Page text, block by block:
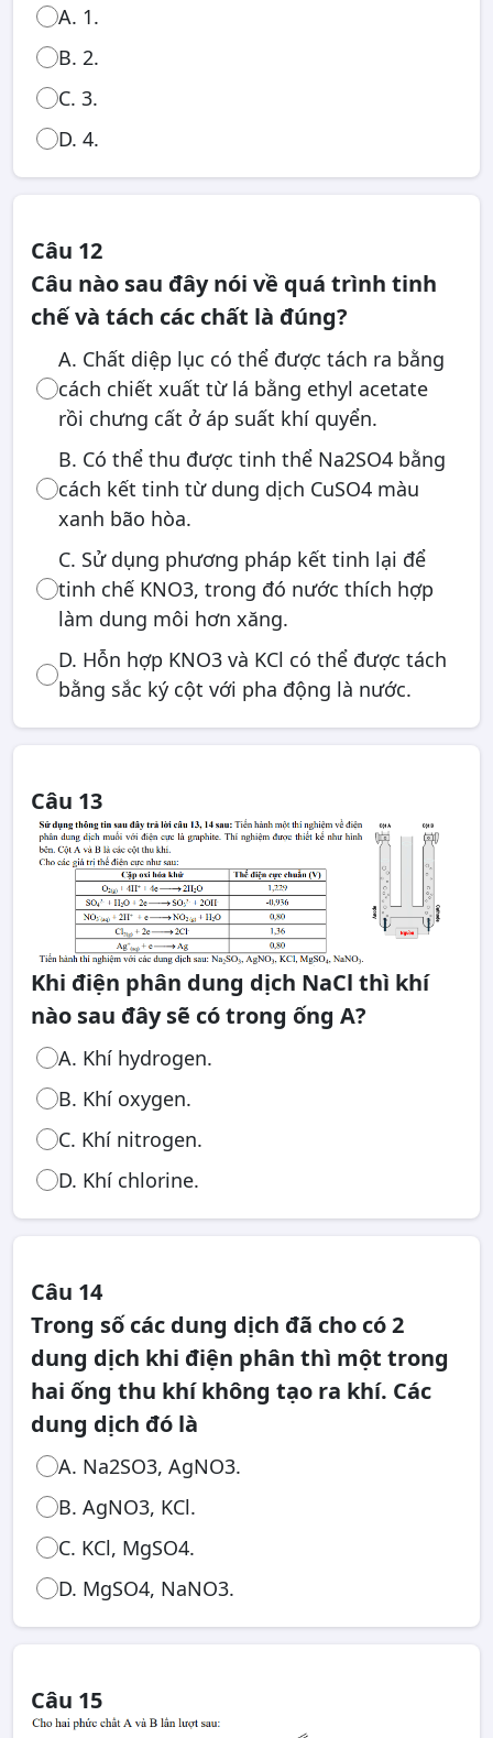
A. 1.
B. 2.
C. 3.
D. 4.
Câu 12
Câu nào sau đây nói về quá trình tinh
chế và tách các chất là đúng?
A. Chất diệp lục có thể được tách ra bằng
cách chiết xuất từ lá bằng ethyl acetate
rồi chưng cất ở áp suất khí quyển.
B. Có thể thu được tinh thể Na2SO4 bằng
cách kết tinh từ dung dịch CuSO4 màu
xanh bão hòa.
C. Sử dụng phương pháp kết tinh lại để
tinh chế KNO3, trong đó nước thích hợp
làm dung môi hơn xăng.
D. Hỗn hợp KNO3 và KCl có thể được tách
bằng sắc ký cột với pha động là nước.
Câu 13
Khi điện phân dung dịch NaCl thì khí
nào sau đây sẽ có trong ống A?
A. Khí hydrogen.
B. Khí oxygen.
C. Khí nitrogen.
D. Khí chlorine.
Câu 14
Trong số các dung dịch đã cho có 2
dung dịch khi điện phân thì một trong
hai ống thu khí không tạo ra khí. Các
dung dịch đó là
A. Na2SO3, AgNO3.
B. AgNO3, KCl.
C. KCl, MgSO4.
D. MgSO4, NaNO3.
Câu 15